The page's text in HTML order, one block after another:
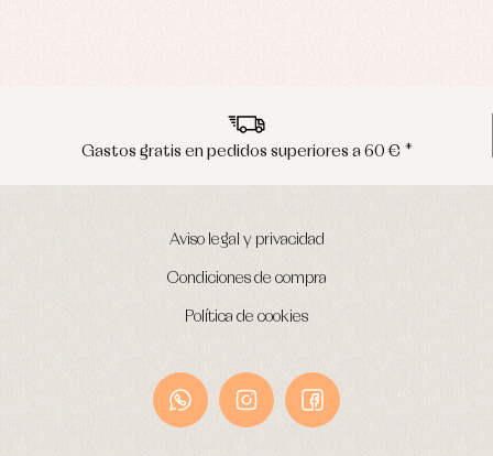
Envíos en península en 24/48 horas
Aviso legal y privacidad
Condiciones de compra
Política de cookies